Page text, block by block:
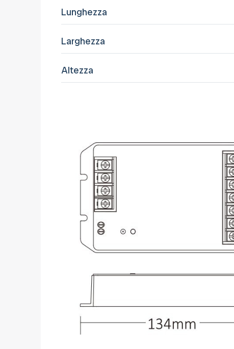
Lunghezza
Larghezza
Altezza